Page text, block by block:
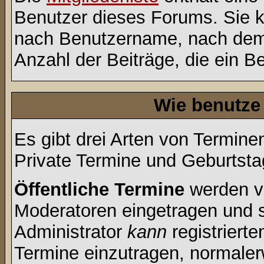
Benutzer dieses Forums. Sie
nach Benutzername, nach
Anzahl der Beiträge, die ein
Wie
Es gibt drei Arten von
Private Termine und
Öffentliche Termine werden
Moderatoren eingetragen und
Administrator kann
Termine einzutragen,